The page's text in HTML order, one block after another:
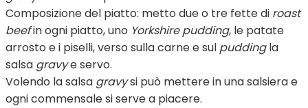
Composizione del piatto: metto due o tre fette di roast
beefin ogni piatto, uno Yorkshire pudding, le patate
arrosto e i piselli, verso sulla carne e sul puddingla
salsa gravye servo.
Volendo la salsa gravysi può mettere in una salsiera e
ogni commensale si serve a piacere.